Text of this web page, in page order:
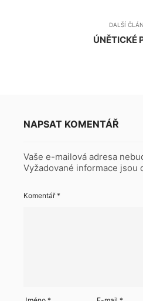
DALŠÍ
ÚNĚTICKÉ
NAPSAT KOMENTÁŘ
Vaše e-mailová adresa
Vyžadované informace jsou
Komentář*